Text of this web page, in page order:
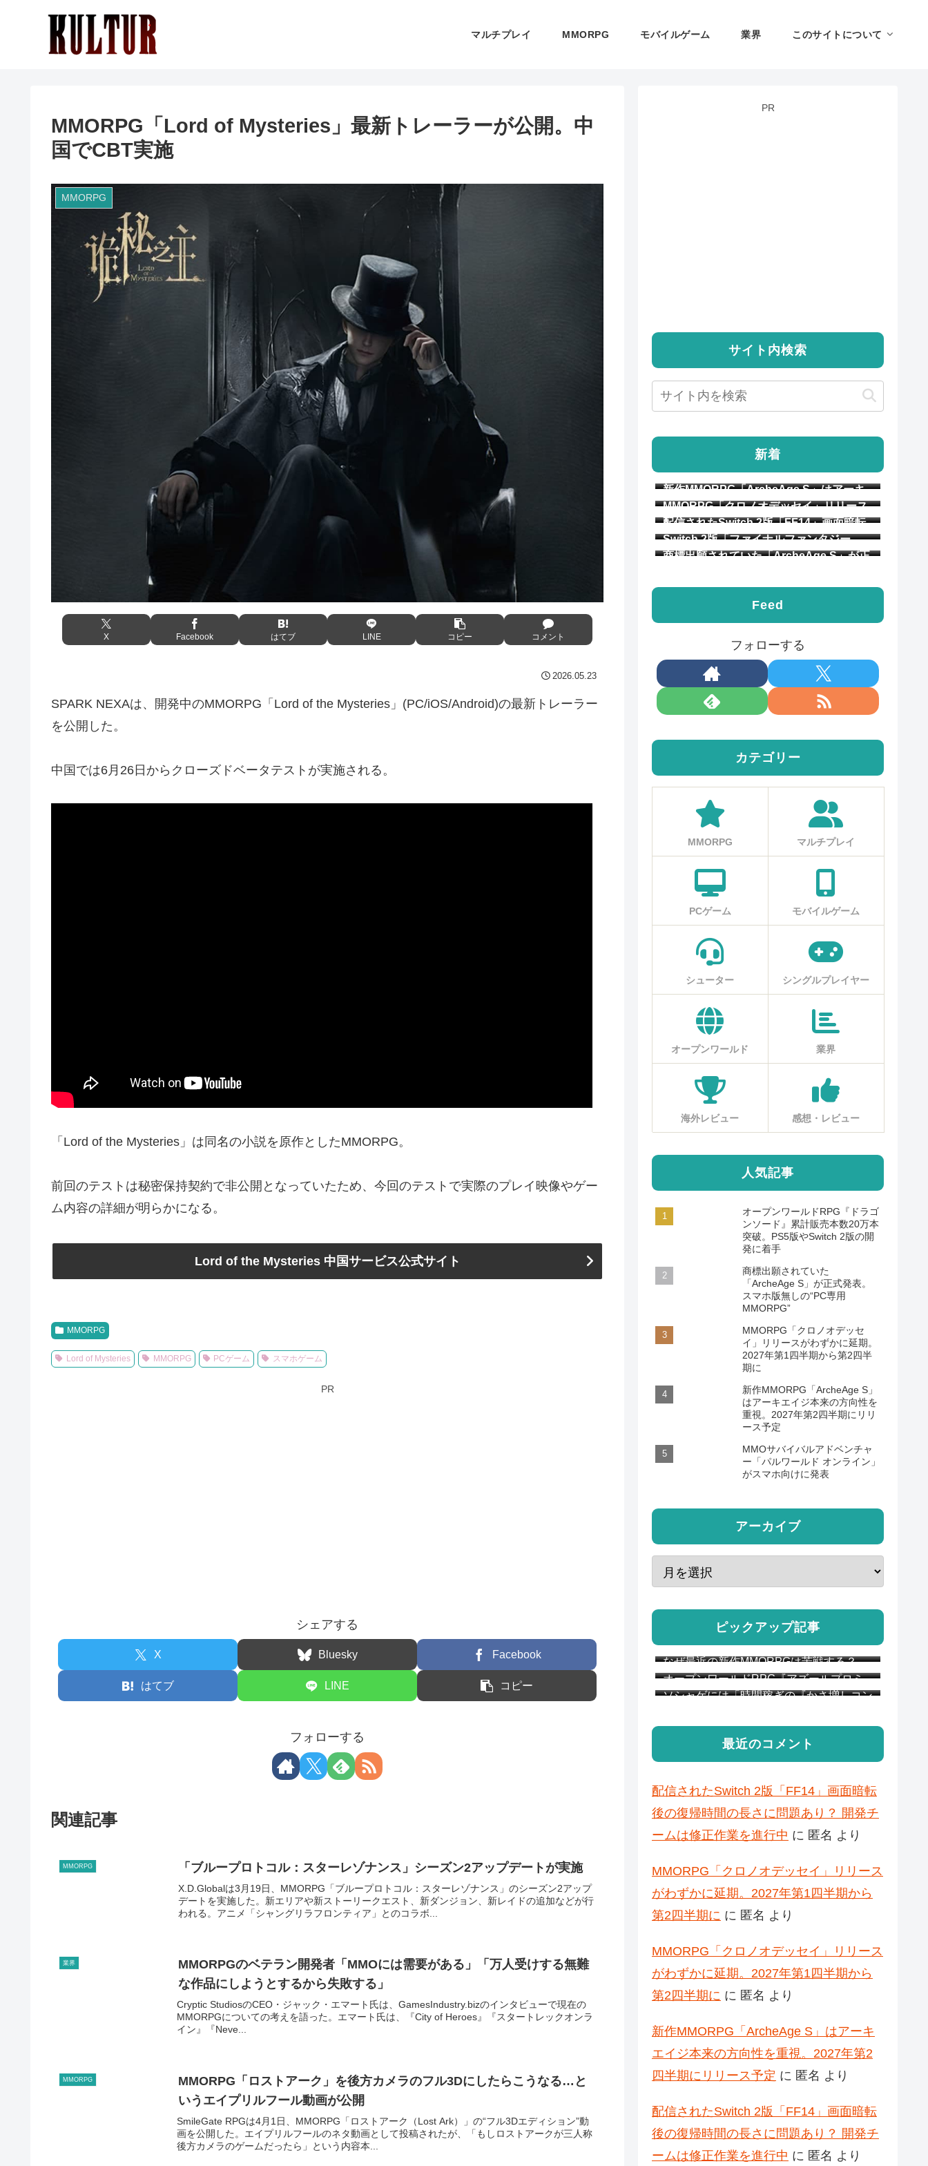
マルチプレイ MMORPG モバイルゲーム 業界 このサイトについて
MMORPG「Lord of Mysteries」最新トレーラーが公開。中
国でCBT実施
MMORPG
X Facebook はてブ LINE コピー コメント
2026.05.23
SPARK NEXAは、開発中のMMORPG「Lord of the Mysteries」(PC/iOS/Android)の最新トレーラー
を公開した。
中国では6月26日からクローズドベータテストが実施される。
「Lord of the Mysteries」は同名の小説を原作としたMMORPG。
前回のテストは秘密保持契約で非公開となっていたため、今回のテストで実際のプレイ映像やゲー
ム内容の詳細が明らかになる。
Lord of the Mysteries 中国サービス公式サイト
MMORPG
Lord of Mysteries MMORPG PCゲーム スマホゲーム
PR
シェアする
X Bluesky Facebook
はてブ LINE コピー
フォローする
関連記事
MMORPG 「ブループロトコル：スターレゾナンス」シーズン2アップデートが実施
X.D.Globalは3月19日、MMORPG「ブループロトコル：スターレゾナンス」のシーズン2アップ
デートを実施した。新エリアや新ストーリークエスト、新ダンジョン、新レイドの追加などが行
われる。アニメ「シャングリラフロンティア」とのコラボ...
業界
MMORPGのベテラン開発者「MMOには需要がある」「万人受けする無難
な作品にしようとするから失敗する」
Cryptic StudiosのCEO・ジャック・エマート氏は、GamesIndustry.bizのインタビューで現在の
MMORPGについての考えを語った。エマート氏は、『City of Heroes』『スタートレックオンラ
イン』『Neve...
MMORPG
MMORPG「ロストアーク」を後方カメラのフル3Dにしたらこうなる…と
いうエイプリルフール動画が公開
SmileGate RPGは4月1日、MMORPG「ロストアーク（Lost Ark）」の“フル3Dエディション”動
画を公開した。エイプリルフールのネタ動画として投稿されたが、「もしロストアークが三人称
後方カメラのゲームだったら」という内容本...
PR
サイト内検索
新着
新作MMORPG「ArcheAge S」はアーキ
エイジ本来の方向性を重視。2027年第2四
半期にリリース予定
MMORPG「クロノオデッセイ」リリース
がわずかに延期。2027年第1四半期から第
2四半期に
配信されたSwitch 2版「FF14」画面暗転
後の復帰時間の長さに問題あり？ 開発チ
ームは修正作業を進行中
Switch 2版「ファイナルファンタジー
14」のサービスが開始
商標出願されていた「ArcheAge S」が正
MMORPG”
Feed
フォローする
カテゴリー
MMORPG マルチプレイ
PCゲーム モバイルゲーム
シューター シングルプレイヤー
オープンワールド 業界
海外レビュー 感想・レビュー
人気記事
オープンワールドRPG『ドラゴ
ンソード』累計販売本数20万本
突破。PS5版やSwitch 2版の開
発に着手
商標出願されていた
「ArcheAge S」が正式発表。
スマホ版無しの“PC専用
MMORPG”
MMORPG「クロノオデッセ
イ」リリースがわずかに延期。
2027年第1四半期から第2四半
期に
新作MMORPG「ArcheAge S」
はアーキエイジ本来の方向性を
重視。2027年第2四半期にリリ
ース予定
MMOサバイバルアドベンチャ
ー「パルワールド オンライン」
がスマホ向けに発表
アーカイブ
ピックアップ記事
なぜ最近の新作MMORPGは苦戦する？
MMO開発のベテラン達が説明 “MMOは
『ゲーム』になりすぎた”
オープンワールドRPG『アズールプロミ
リア』CBT簡易レビュー
ソシャゲには「時間稼ぎの『かさ増しコン
ンドフィールドのプレイヤー達が議論
最近のコメント
配信されたSwitch 2版「FF14」画面暗転
後の復帰時間の長さに問題あり？ 開発チ
ームは修正作業を進行中 に 匿名 より
MMORPG「クロノオデッセイ」リリース
がわずかに延期。2027年第1四半期から
第2四半期に に 匿名 より
MMORPG「クロノオデッセイ」リリース
がわずかに延期。2027年第1四半期から
第2四半期に に 匿名 より
新作MMORPG「ArcheAge S」はアーキ
エイジ本来の方向性を重視。2027年第2
四半期にリリース予定 に 匿名 より
配信されたSwitch 2版「FF14」画面暗転
後の復帰時間の長さに問題あり？ 開発チ
ームは修正作業を進行中 に 匿名 より